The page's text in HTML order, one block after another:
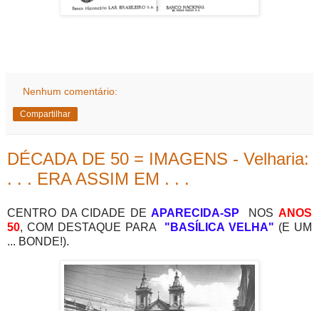
Nenhum comentário:
Compartilhar
DÉCADA DE 50 = IMAGENS - Velharia:
. . . ERA ASSIM EM . . .
CENTRO DA CIDADE DEAPARECIDA-SP NOSANOS
50, COM DESTAQUE PARA "BASÍLICA VELHA" (E UM
... BONDE!).